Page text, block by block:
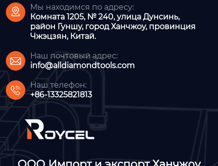

Мы находимся по адресу:
Комната 1205, № 240, улица Дунсинь,
район Гуншу, город Ханчжоу, провинция
Чжэцзян, Китай.

Наш почтовый адрес:
info@alldiamondtools.com

Наш телефон:
+86-13325821813